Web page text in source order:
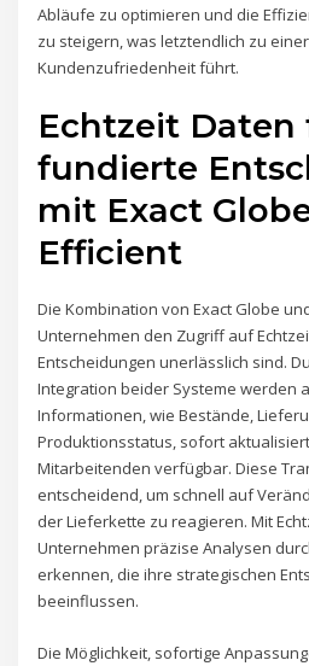
Abläufe zu optimieren und die
zu steigern, was letztendlich zu
Kundenzufriedenheit führt.
Echtzeit Daten
fundierte
mit Exact
Efficient
Die Kombination von Exact Globe
Unternehmen den Zugriff auf
Entscheidungen unerlässlich sind.
Integration beider Systeme werden
Informationen, wie Bestände,
Produktionsstatus, sofort
Mitarbeitenden verfügbar. Diese
entscheidend, um schnell auf
der Lieferkette zu reagieren. Mit
Unternehmen präzise Analysen
erkennen, die ihre strategischen
beeinflussen.
Die Möglichkeit, sofortige